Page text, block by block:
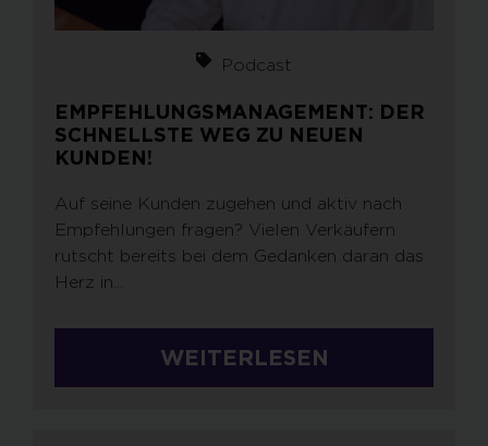
Podcast
EMPFEHLUNGSMANAGEMENT: DER
SCHNELLSTE WEG ZU NEUEN
KUNDEN!
Auf seine Kunden zugehen und aktiv nach
Empfehlungen fragen? Vielen Verkäufern
rutscht bereits bei dem Gedanken daran das
Herz in...
WEITERLESEN